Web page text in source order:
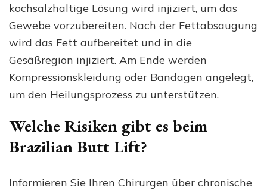
kochsalzhaltige Lösung wird injiziert, um das
Gewebe vorzubereiten. Nach der Fettabsaugung
wird das Fett aufbereitet und in die
Gesäßregion injiziert. Am Ende werden
Kompressionskleidung oder Bandagen angelegt,
um den Heilungsprozess zu unterstützen.
Welche Risiken gibt es beim
Brazilian Butt Lift?
Informieren Sie Ihren Chirurgen über chronische